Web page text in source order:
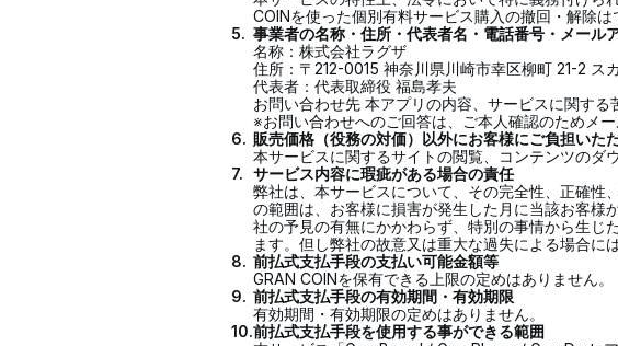
COINを使った個別有料サービス購入の撤回・解除は
5. 事業者の名称・住所・代表者名・電話番号・メール
名称：株式会社ラグザ
住所：〒212-0015 神奈川県川崎市幸区柳町 21-2 ス
代表者：代表取締役 福島孝夫
お問い合わせ先 本アプリの内容、サービスに関する
※お問い合わせへのご回答は、ご本人確認のためメ
6. 販売価格（役務の対価）以外にお客様にご負担いた
本サービスに関するサイトの閲覧、コンテンツのダ
7.
サービス内容に瑕疵がある場合の責任
弊社は、本サービスについて、その完全性、正確性
の範囲は、お客様に損害が発生した月に当該お客様
社の予見の有無にかかわらず、特別の事情から生じ
ます。但し弊社の故意又は重大な過失による場合に
8. 前払式支払手段の支払い可能金額等
GRAN COINを保有できる上限の定めはありません。
9. 前払式支払手段の有効期間・有効期限
有効期間・有効期限の定めはありません。
10.前払式支払手段を使用する事ができる範囲